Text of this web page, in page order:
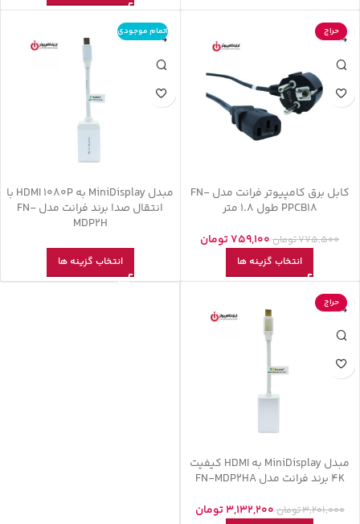
حراج
کابل برق کامپیوتر فرانت مدل FN-
PPCB18 طول 1.8 متر
775,500تومان 759,100تومان
انتخاب گزینه ها
اتمام موجودی
مبدل MiniDisplay به HDMI 1080P با
انتقال صدا برند فرانت مدل FN-
MDP2H
انتخاب گزینه ها
حراج
مبدل MiniDisplay به HDMI کیفیت
4K برند فرانت مدل FN-MDP2HA
3,201,000تومان 3,132,200تومان